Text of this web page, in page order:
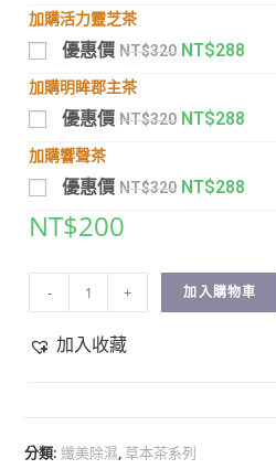
加購活力靈芝茶
優惠價 NT$320 NT$288
加購明眸郡主茶
優惠價 NT$320 NT$288
加購響聲茶
優惠價 NT$320 NT$288
NT$200
- + 加入購物車
加入收藏
分類:纖美除濕, 草本茶系列